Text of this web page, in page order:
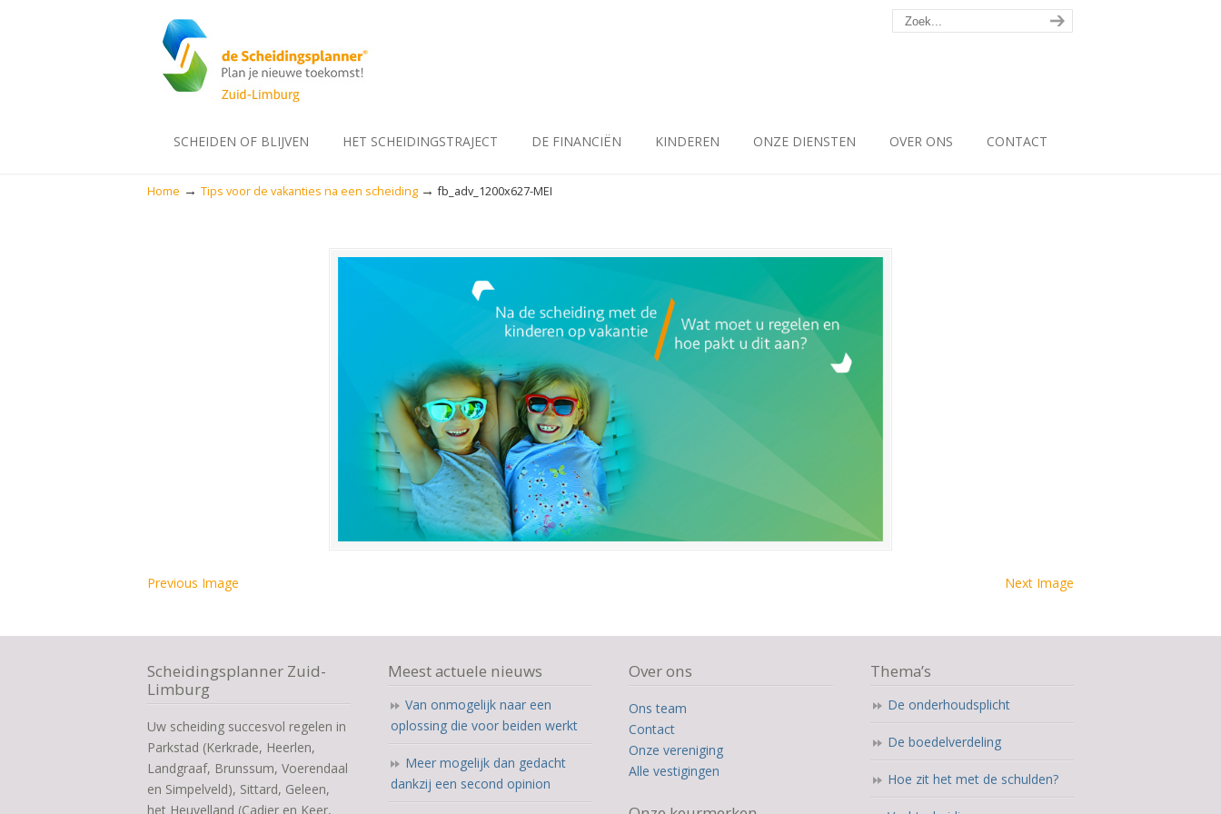
SCHEIDEN OF BLIJVEN HET SCHEIDINGSTRAJECT DE FINANCIËN KINDEREN ONZE DIENSTEN OVER ONS CONTACT
Home → Tips voor de vakanties na een scheiding →fb_adv_1200x627-MEI
Previous Image Next Image
Scheidingsplanner Zuid-
Limburg
Uw scheiding succesvol regelen in
Parkstad (Kerkrade, Heerlen,
Landgraaf, Brunssum, Voerendaal
en Simpelveld), Sittard, Geleen,
het Heuvelland (Cadier en Keer,
Meest actuele nieuws
Van onmogelijk naar een
oplossing die voor beiden werkt
Meer mogelijk dan gedacht
dankzij een second opinion
Over ons
Ons team
Contact
Onze vereniging
Alle vestigingen
Thema’s
De onderhoudsplicht
De boedelverdeling
Hoe zit het met de schulden?